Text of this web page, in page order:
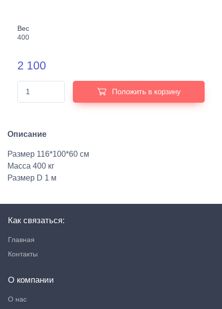
Вес
400
2 100
Положить в корзину
Описание
Размер 116*100*60 см
Масса 400 кг
Размер D 1 м
Как связаться:
Главная
Контакты
О компании
О нас